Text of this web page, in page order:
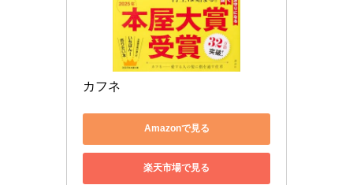
カフネ
Amazonで見る
楽天市場で見る